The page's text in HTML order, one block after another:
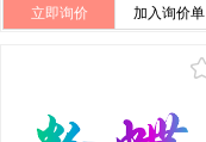
立即询价
加入询价单